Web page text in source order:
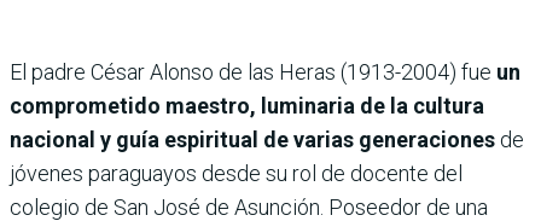
El padre César Alonso de las Heras (1913-2004) fue un
comprometido maestro, luminaria de la cultura
nacional y guía espiritual de varias generaciones de
jóvenes paraguayos desde su rol de docente del
colegio de San José de Asunción. Poseedor de una